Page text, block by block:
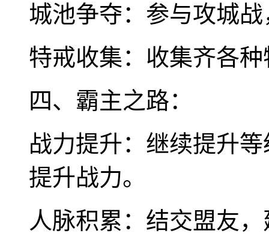
城池争夺：参与攻城
特戒收集：收集齐各
四、霸主之路：
战力提升：继续提升
提升战力。
人脉积累：结交盟友